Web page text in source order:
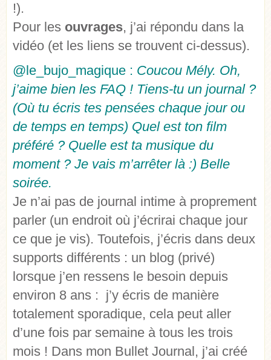
!).
Pour les ouvrages, j’ai répondu dans la
vidéo (et les liens se trouvent ci-dessus).
@le_bujo_magique : Coucou Mély. Oh,
j’aime bien les FAQ ! Tiens-tu un journal ?
(Où tu écris tes pensées chaque jour ou
de temps en temps) Quel est ton film
préféré ? Quelle est ta musique du
moment ? Je vais m’arrêter là :) Belle
soirée.
Je n’ai pas de journal intime à proprement
parler (un endroit où j’écrirai chaque jour
ce que je vis). Toutefois, j’écris dans deux
supports différents : un blog (privé)
lorsque j’en ressens le besoin depuis
environ 8 ans : j’y écris de manière
totalement sporadique, cela peut aller
d’une fois par semaine à tous les trois
mois ! Dans mon Bullet Journal, j’ai créé